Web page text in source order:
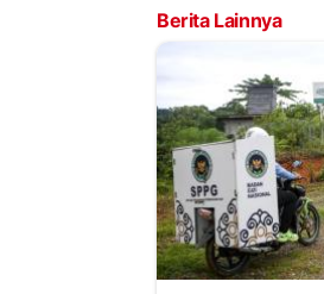
Berita Lainnya